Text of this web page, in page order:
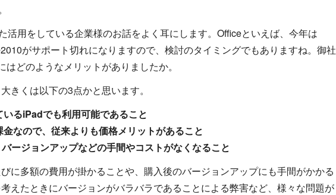
活用をしている企業様のお話をよく耳にします。Officeといえば、今年は
がサポート切れになりますので、検討のタイミングでもありますね。御社
どのようなメリットがありましたか。
きくは以下の3点かと思います。
るiPadでも利用可能であること
なので、従来よりも価格メリットがあること
ージョンアップなどの手間やコストがなくなること
に多額の費用が掛かることや、購入後のバージョンアップにも手間がかかる
えたときにバージョンがバラバラであることによる弊害など、様々な問題が